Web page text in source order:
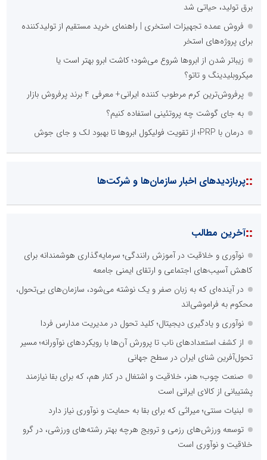
برق تولید، حیاتی شد
فروش عمده تجهیزات استخری | راهنمای خرید مستقیم از تولیدکننده
برای پروژه‌های استخر
زیباتر شدن از ابروها شروع می‌شود؛ کاشت ابرو بهتر است یا
میکروبلیدینگ و تاتو؟
پرفروش‌ترین کرم مرطوب کننده ایرانی+ معرفی 4 برند پرفروش بازار
به جای گوشت چه پروتئینی استفاده کنیم؟
درمان با PRP؛ از تقویت فولیکول ابروها تا بهبود لک و جای جوش
::پربازدیدهای اخبار سازمان‌ها و شرکت‌ها
::آخرین مطالب
نوآوری و خلاقیت در آموزش رانندگی؛ سرمایه‌گذاری هوشمندانه برای
کاهش آسیب‌های اجتماعی و ارتقای ایمنی جامعه
در آینده‌ای که به زبان صفر و یک نوشته می‌شود، سازمان‌های بی‌تحول،
محکوم به فراموشی‌اند
نوآوری و یادگیری دیجیتال؛ کلید تحول در مدیریت مدارس فردا
از کشف استعدادهای ناب تا پرورش آن‌ها با رویکردهای نوآورانه؛ مسیر
تحول‌آفرین شنای ایران در سطح جهانی
صنعت چوب؛ هنر، خلاقیت و اشتغال در کنار هم، که برای بقا نیازمند
پشتیبانی از کالای ایرانی است
لبنیات سنتی؛ میراثی که برای بقا به حمایت و نوآوری نیاز دارد
توسعه ورزش‌های رزمی و ترویج هرچه بهتر رشته‌های ورزشی، در گرو
خلاقیت و نوآوری است